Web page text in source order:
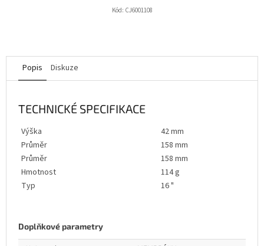
Kód: CJ6001108
Popis Diskuze
TECHNICKÉ SPECIFIKACE
Výška
42 mm
Průměr
158 mm
Průměr
158 mm
Hmotnost
114 g
Typ
16 "
Doplňkové parametry